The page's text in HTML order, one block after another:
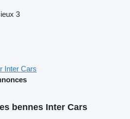
3
Inter Cars
bennes Inter Cars